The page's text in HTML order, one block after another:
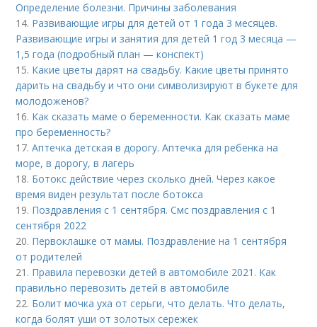
Определение болезни. Причины заболевания
14. Развивающие игры для детей от 1 года 3 месяцев.
Развивающие игры и занятия для детей 1 год 3 месяца —
1,5 года (подробный план — конспект)
15. Какие цветы дарят на свадьбу. Какие цветы принято
дарить на свадьбу и что они символизируют в букете для
молодоженов?
16. Как сказать маме о беременности. Как сказать маме
про беременность?
17.Аптечка детская в дорогу. Аптечка для ребенка на
море, в дорогу, в лагерь
18. Ботокс действие через сколько дней. Через какое
время виден результат после ботокса
19. Поздравления с 1 сентября. Смс поздравления с 1
сентября 2022
20. Первоклашке от мамы. Поздравление на 1 сентября
от родителей
21. Правила перевозки детей в автомобиле 2021. Как
правильно перевозить детей в автомобиле
22. Болит мочка уха от серьги, что делать. Что делать,
когда болят уши от золотых сережек